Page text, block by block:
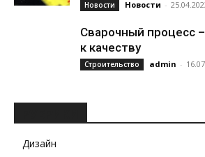
Новости Новости -
Сварочный процесс
к качеству
Строительство admin -
Дизайн